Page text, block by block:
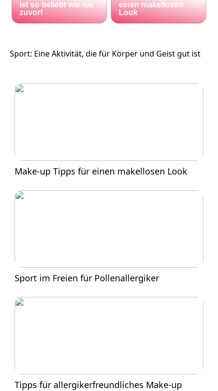
ist so beliebt wie nie
zuvor!
einen makellosen
Look
Sport: Eine Aktivität, die für Körper und Geist gut ist
Make-up Tipps für einen makellosen Look
Sport im Freien für Pollenallergiker
Tipps für allergikerfreundliches Make-up